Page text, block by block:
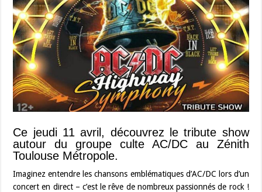
Ce jeudi 11 avril, découvrez le tribute show
autour du groupe culte AC/DC au Zénith
Toulouse Métropole.
Imaginez entendre les chansons emblématiques d’AC/DC lors d’un
concert en direct – c’est le rêve de nombreux passionnés de rock !